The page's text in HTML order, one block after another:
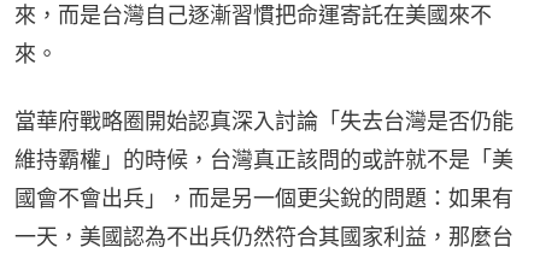
來，而是台灣自己逐漸習慣把命運寄託在美國來不
來。
當華府戰略圈開始認真深入討論「失去台灣是否仍能
維持霸權」的時候，台灣真正該問的或許就不是「美
國會不會出兵」，而是另一個更尖銳的問題：如果有
一天，美國認為不出兵仍然符合其國家利益，那麼台